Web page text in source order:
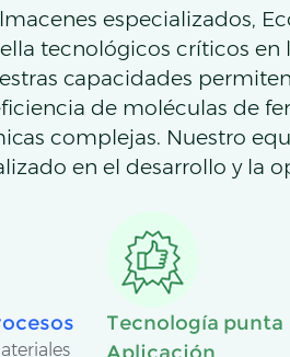
especializados,
tecnológicos críticos en
capacidades
de moléculas de
complejas. Nuestro
en el desarrollo y la
Tecnología punta
Aplicación